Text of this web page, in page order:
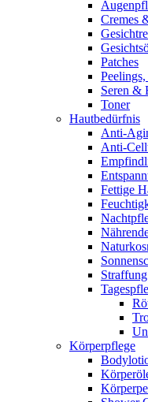
Cremes
Patches
Seren &
Toner
Hautbedürfnis
Anti-
Anti-
Fettige
Straffung
Körperpflege